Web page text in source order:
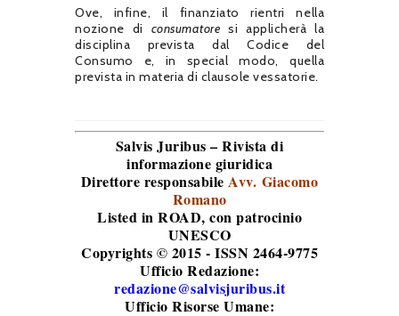
Ove, infine, il finanziato rientri nella
nozione di consumatore si applicherà la
disciplina prevista dal Codice del
Consumo e, in special modo, quella
prevista in materia di clausole vessatorie.
Salvis Juribus – Rivista di
informazione giuridica
Direttore responsabileAvv. Giacomo
Romano
Listed in ROAD, con patrocinio
UNESCO
Copyrights © 2015 - ISSN 2464-9775
Ufficio Redazione:
redazione@salvisjuribus.it
Ufficio Risorse Umane: